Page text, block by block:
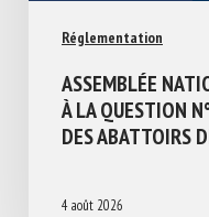
Réglementation
ASSEMBLÉE
À LA QUESTION
DES ABATTOIRS
4 août 2026